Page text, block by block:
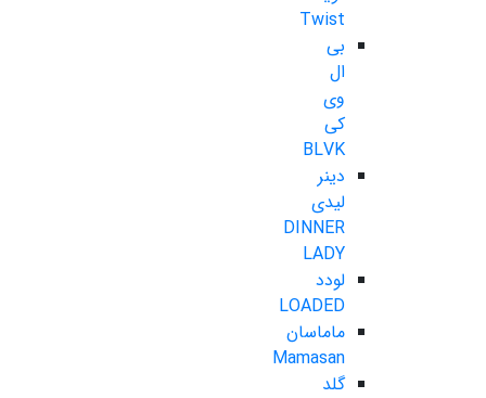
Twist
بی
ال
وی
کی
BLVK
دینر
لیدی
DINNER
LADY
لودد
LOADED
ماماسان
Mamasan
گلد